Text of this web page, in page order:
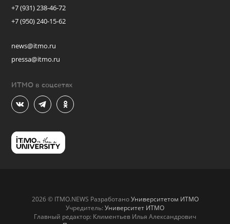
+7 (931) 238-46-72
+7 (950) 240-15-62
news@itmo.ru
pressa@itmo.ru
ИТМО в соцсетях
2026 © ITMO.NEWS РазработаноУниверситетом ИТМО
Учредитель: Университет ИТМО
Главный редактор: Климентьев Илья Александрович